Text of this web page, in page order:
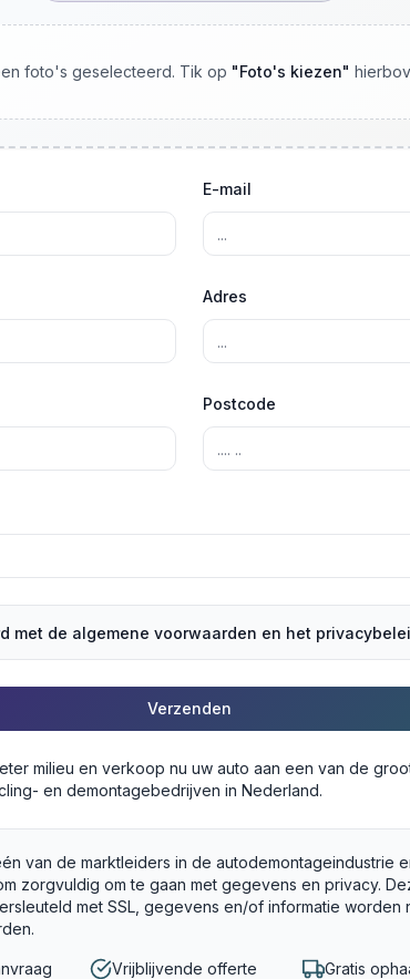
foto's geselecteerd. Tik op "Foto's kiezen"
E-mail
Adres
Postcode
met de algemene voorwaarden en het
Verzenden
milieu en verkoop nu uw auto aan een van de
en demontagebedrijven in Nederland.
van de marktleiders in de autodemontageindustrie
zorgvuldig om te gaan met gegevens en privacy.
met SSL, gegevens en/of informatie worden
Vrijblijvende offerte Gratis